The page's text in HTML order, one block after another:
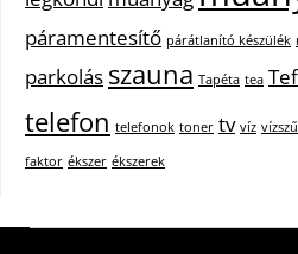
páramentesítő párátlanító készülék
parkolás szauna Tapéta tea
telefon telefonok toner tv víz
faktor ékszer ékszerek